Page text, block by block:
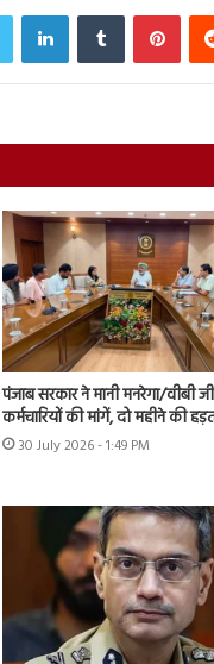
LinkedInTumblr
पंजाब सरकार ने मानी मनरेगा/वीबी
कर्मचारियों की मांगें, दो महीने की
30 July 2026 - 1:49 PM